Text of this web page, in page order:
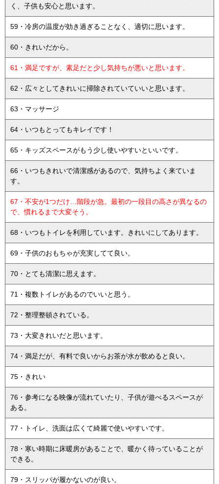
く、子供も安心と思います。
59・冷房の温度が効き過ぎることなく、適切に思います。
60・きれいだから。
61・満足ですが、素足だと少し気持ちが悪いと思います。
62・広々としてきれいに掃除されていていいと思います。
63・マッサージ
64・いつもとってもキレイです！
65・キッズスペースがもう少し使いやすいといいです。
66・いつもきれいで清潔感があるので、気持ちよく来ていま
す。
67・不安が1つだけ…階段が急。最初の一段目の高さが異なるの
で、慣れるまで大変そう。
68・いつもトイレを利用しています。きれいにしてあります。
69・子供のおもちゃが充実してて良い。
70・とても清潔に思えます。
71・複数トイレがあるのでいいと思う。
72・整理整頓されている。
73・大変きれいだと思います。
74・満足だが、有料で良いからお茶が水が飲めると良い。
75・きれい
76・参考になる映像が流れていたり、子供が遊べるスペースが
ある。
77・トイレ、洗面は広くて綺麗で使いやすいです。
78・寒い時期に床暖房があることで、暖かく待っていることが
できる。
79・スリッパが履かないのが良い。